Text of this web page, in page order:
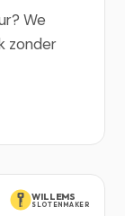
We
zonder
WILLEMS
SLOTENMAKER